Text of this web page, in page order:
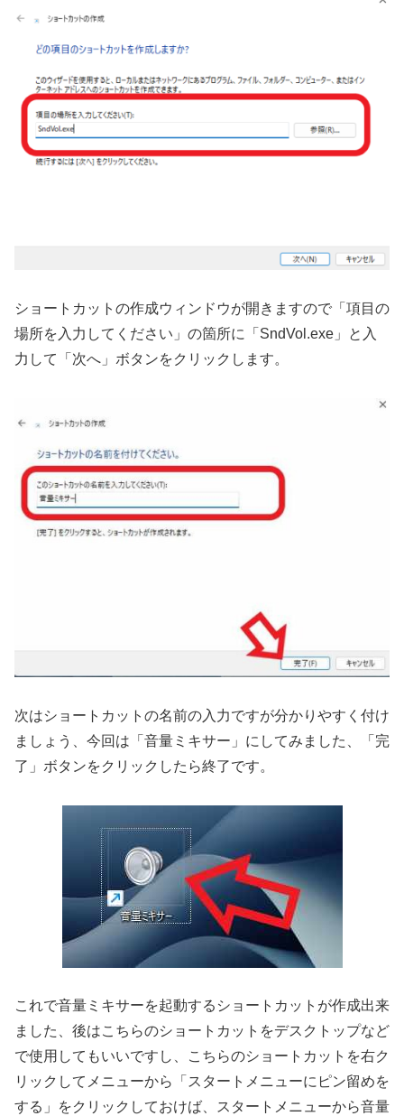
ショートカットの作成ウィンドウが開きますので「項目の
場所を入力してください」の箇所に「SndVol.exe」と入
力して「次へ」ボタンをクリックします。
次はショートカットの名前の入力ですが分かりやすく付け
ましょう、今回は「音量ミキサー」にしてみました、「完
了」ボタンをクリックしたら終了です。
これで音量ミキサーを起動するショートカットが作成出来
ました、後はこちらのショートカットをデスクトップなど
で使用してもいいですし、こちらのショートカットを右ク
リックしてメニューから「スタートメニューにピン留めを
する」をクリックしておけば、スタートメニューから音量